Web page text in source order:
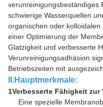
verunreinigungsbeständiges
schwierige Wasserquellen
organischen oder
einer Optimierung der
Glatzigkeit und verbesserte
Verunreinigungsadhäsion
Betriebszeiten mit
II.Hauptmerkmale:
1Verbesserte Fähigkeit zur
Eine spezielle